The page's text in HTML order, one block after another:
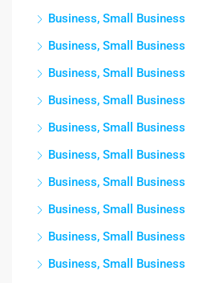
Business, Small Business
Business, Small Business
Business, Small Business
Business, Small Business
Business, Small Business
Business, Small Business
Business, Small Business
Business, Small Business
Business, Small Business
Business, Small Business